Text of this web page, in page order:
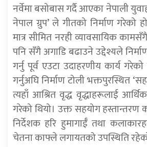
नर्वेमा बसोबास गर्दै आएका नेपाली
नेपाल ग्रुप’ ले गीतको निर्माण गरेको
मात्र सीमित नरही व्यावसायिक
पनि सँगै अगाडि बढाउने उद्देश्यले
गर्नु पूर्व एउटा उदाहरणीय कार्य
गर्नुअघि निर्माण टोली भक्तपुरस्थित
त्यहाँ आश्रित वृद्ध वृद्धाहरूलाई
गरेको थियो। उक्त सहयोग हस्तान्तरण
निर्देशक हरि हुमागाईँ तथा
चेतना काफ्ले लगायतको उपस्थिति